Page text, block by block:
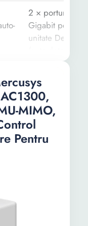
2 × porturi
Gigabit per
unitate Deco
si WAN/LAN)
2 x antene
5 GHz
2402 MB/s
MIMO,
Pentru